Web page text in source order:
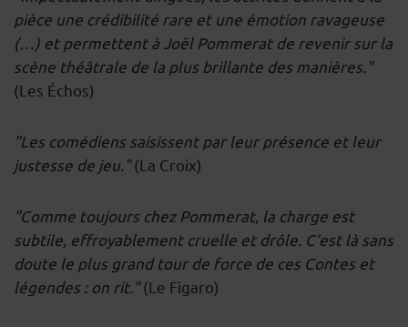
pièce une crédibilité rare et une émotion ravageuse
(…) et permettent à Joël Pommerat de revenir sur la
scène théâtrale de la plus brillante des manières."
(Les Échos)
"Les comédiens saisissent par leur présence et leur
justesse de jeu."(La Croix)
"Comme toujours chez Pommerat, la charge est
subtile, effroyablement cruelle et drôle. C’est là sans
doute le plus grand tour de force de ces Contes et
légendes : on rit."(Le Figaro)